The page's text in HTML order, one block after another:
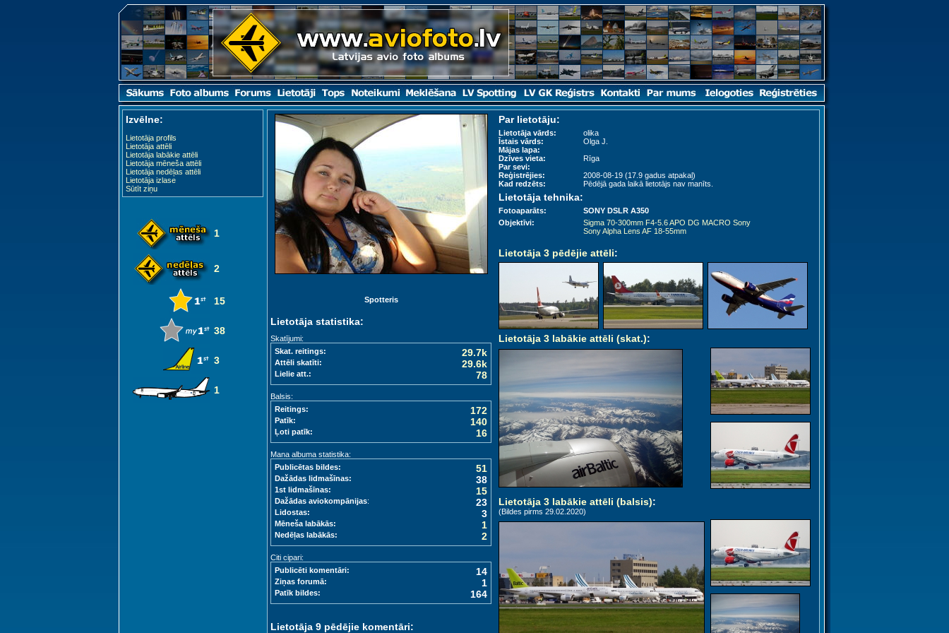
Izvēlne:
Lietotāja profils
Lietotāja attēli
Lietotāja labākie attēli
Lietotāja mēneša attēli
Lietotāja nedēļas attēli
Lietotāja izlase
Sūtīt ziņu
1
2
15
38
3
1
Par lietotāju:
Lietotāja vārds:
olika
Īstais vārds:
Olga J.
Mājas lapa:
Dzīves vieta:
Rīga
Par sevi:
Reģistrējies:
2008-08-19 (17.9 gadus atpakaļ)
Kad redzēts:
Pēdējā gada laikā lietotājs nav manīts.
Lietotāja tehnika:
Fotoaparāts:
SONY DSLR A350
Objektīvi:
Sigma 70-300mm F4-5.6 APO DG MACRO Sony
Sony Alpha Lens AF 18-55mm
Lietotāja 3 pēdējie attēli:
Lietotāja 3 labākie attēli (skat.):
Lietotāja 3 labākie attēli (balsis):
(Bildes pirms 29.02.2020)
Spotteris
Lietotāja statistika:
Skatījumi:
Skat. reitings:
29.7k
Attēli skatīti: 29.6k
Lielie att.: 78
Balsis:
Reitings:
172
Patīk: 140
Ļoti patīk: 16
Mana albuma statistika:
Publicētas bildes:
51
Dažādas lidmašīnas: 38
1st lidmašīnas: 15
Dažādas aviokompānijas: 23
Lidostas: 3
Mēneša labākās: 1
Nedēļas labākās: 2
Citi cipari:
Publicēti komentāri:
14
Ziņas forumā: 1
Patīk bildes: 164
Lietotāja 9 pēdējie komentāri: